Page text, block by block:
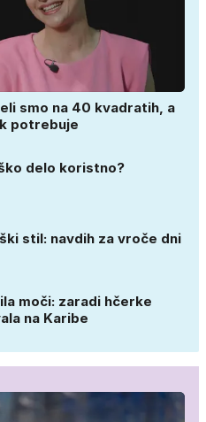
smo na 40 kvadratih, a
potrebuje
delo koristno?
stil: navdih za vroče dni
moči: zaradi hčerke
na Karibe